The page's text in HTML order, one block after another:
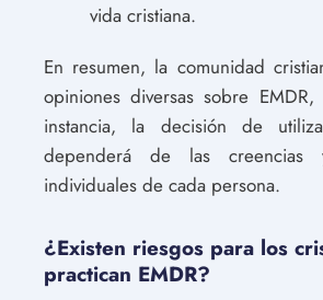
vida cristiana.
En resumen, la comunidad
opiniones diversas sobre
instancia, la decisión de
dependerá de las creencias
individuales de cada persona.
¿Existen riesgos para los
practican EMDR?